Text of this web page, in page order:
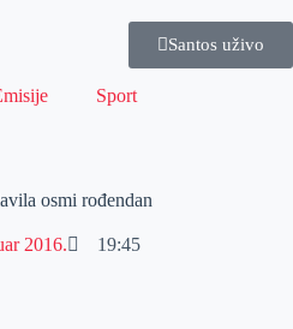
Santos uživo
Sport
osmi rođendan
2016. 19:45